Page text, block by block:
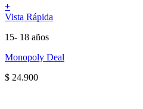
+
Vista Rápida
15- 18 años
Monopoly Deal
$ 24.900